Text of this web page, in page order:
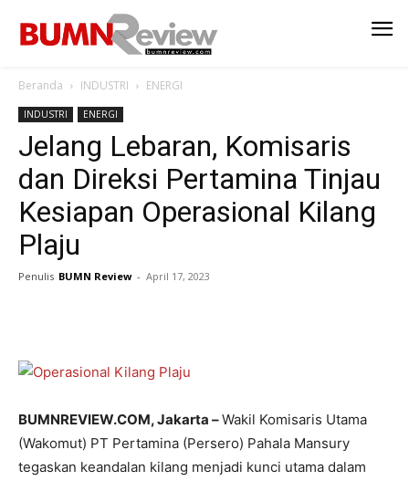
Beranda INDUSTRI ENERGI
INDUSTRI ENERGI
Jelang Lebaran, Komisaris
dan Direksi Pertamina Tinjau
Kesiapan Operasional Kilang
Plaju
Penulis BUMN Review - April 17, 2023
BUMNREVIEW.COM, Jakarta –Wakil Komisaris Utama
(Wakomut) PT Pertamina (Persero) Pahala Mansury
tegaskan keandalan kilang menjadi kunci utama dalam